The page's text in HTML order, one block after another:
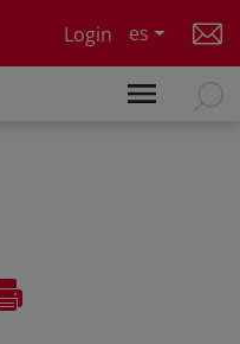
Login
es